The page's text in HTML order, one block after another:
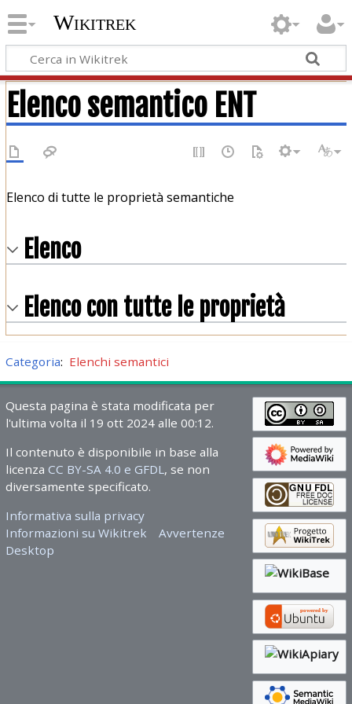
Wikitrek
Elenco semantico ENT
Elenco di tutte le proprietà semantiche
Elenco
Elenco con tutte le proprietà
Categoria: Elenchi semantici
Questa pagina è stata modificata per
l'ultima volta il 19 ott 2024 alle 00:12.
Il contenuto è disponibile in base alla
licenza CC BY-SA 4.0 e GFDL , se non
diversamente specificato.
Informativa sulla privacy
Informazioni su Wikitrek
Avvertenze
Desktop